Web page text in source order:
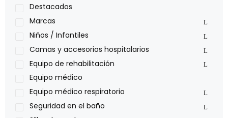
Medical Store
Nidek
Oxiplus
Philips
Pride
Roho
Sillas de ruedas Everest Jennings
Stealth products
Destacados
Marcas
Niños / Infantiles
Camas y accesorios hospitalarios
Equipo de rehabilitación
Equipo médico
Equipo médico respiratorio
Seguridad en el baño